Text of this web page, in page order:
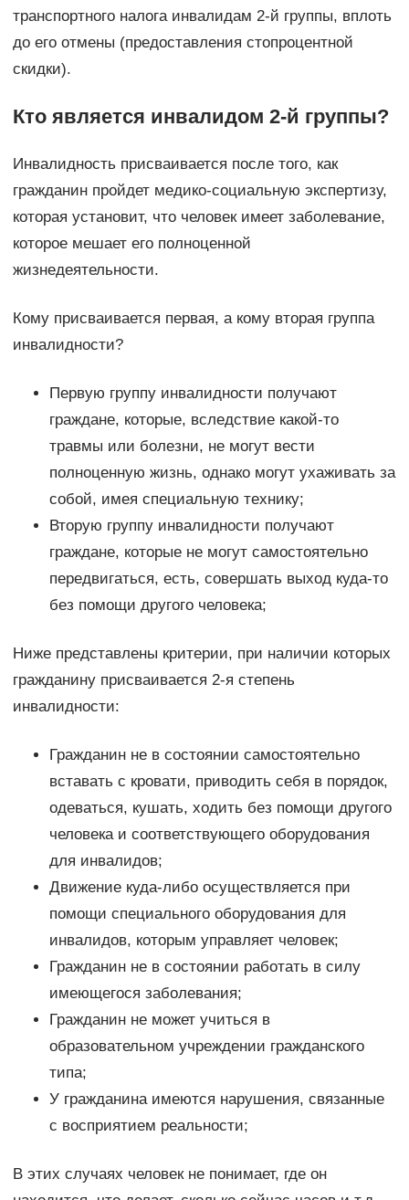
транспортного налога инвалидам 2-й группы, вплоть
до его отмены (предоставления стопроцентной
скидки).
Кто является инвалидом 2-й группы?
Инвалидность присваивается после того, как
гражданин пройдет медико-социальную экспертизу,
которая установит, что человек имеет заболевание,
которое мешает его полноценной
жизнедеятельности.
Кому присваивается первая, а кому вторая группа
инвалидности?
Первую группу инвалидности получают
граждане, которые, вследствие какой-то
травмы или болезни, не могут вести
полноценную жизнь, однако могут ухаживать за
собой, имея специальную технику;
Вторую группу инвалидности получают
граждане, которые не могут самостоятельно
передвигаться, есть, совершать выход куда-то
без помощи другого человека;
Ниже представлены критерии, при наличии которых
гражданину присваивается 2-я степень
инвалидности:
Гражданин не в состоянии самостоятельно
вставать с кровати, приводить себя в порядок,
одеваться, кушать, ходить без помощи другого
человека и соответствующего оборудования
для инвалидов;
Движение куда-либо осуществляется при
помощи специального оборудования для
инвалидов, которым управляет человек;
Гражданин не в состоянии работать в силу
имеющегося заболевания;
Гражданин не может учиться в
образовательном учреждении гражданского
типа;
У гражданина имеются нарушения, связанные
с восприятием реальности;
В этих случаях человек не понимает, где он